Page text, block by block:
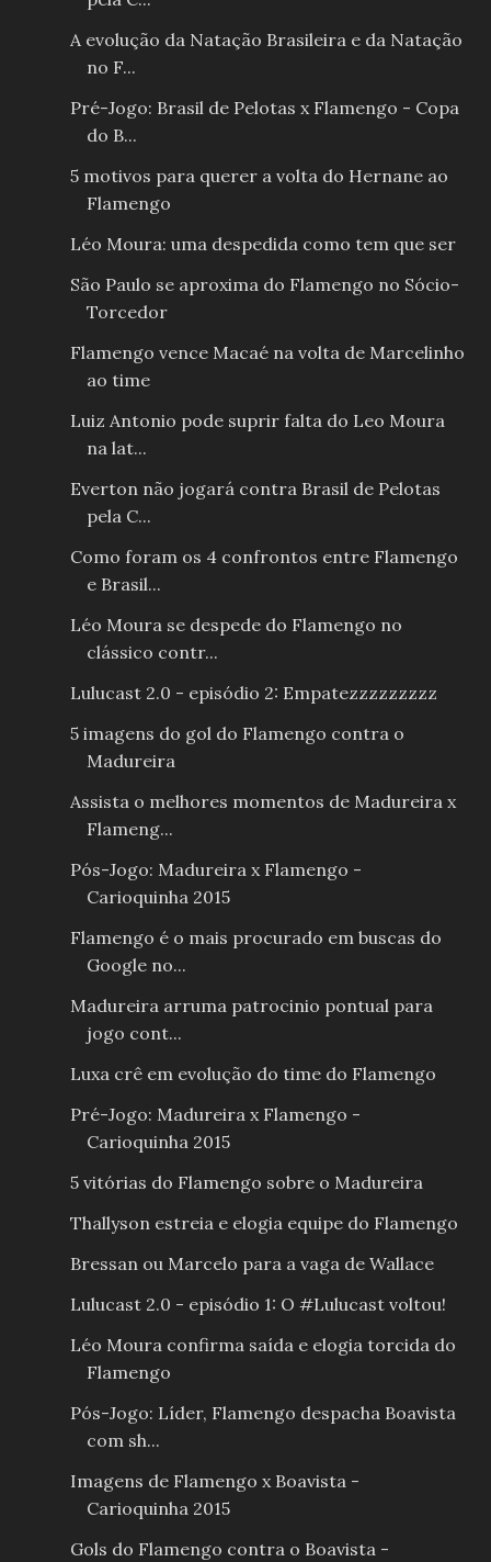
A evolução da Natação Brasileira e da Natação
no F...
Pré-Jogo: Brasil de Pelotas x Flamengo - Copa
do B...
5 motivos para querer a volta do Hernane ao
Flamengo
Léo Moura: uma despedida como tem que ser
São Paulo se aproxima do Flamengo no Sócio-
Torcedor
Flamengo vence Macaé na volta de Marcelinho
ao time
Luiz Antonio pode suprir falta do Leo Moura
na lat...
Everton não jogará contra Brasil de Pelotas
pela C...
Como foram os 4 confrontos entre Flamengo
e Brasil...
Léo Moura se despede do Flamengo no
clássico contr...
Lulucast 2.0 - episódio 2: Empatezzzzzzzzz
5 imagens do gol do Flamengo contra o
Madureira
Assista o melhores momentos de Madureira x
Flameng...
Pós-Jogo: Madureira x Flamengo -
Carioquinha 2015
Flamengo é o mais procurado em buscas do
Google no...
Madureira arruma patrocinio pontual para
jogo cont...
Luxa crê em evolução do time do Flamengo
Pré-Jogo: Madureira x Flamengo -
Carioquinha 2015
5 vitórias do Flamengo sobre o Madureira
Thallyson estreia e elogia equipe do Flamengo
Bressan ou Marcelo para a vaga de Wallace
Lulucast 2.0 - episódio 1: O #Lulucast voltou!
Léo Moura confirma saída e elogia torcida do
Flamengo
Pós-Jogo: Líder, Flamengo despacha Boavista
com sh...
Imagens de Flamengo x Boavista -
Carioquinha 2015
Gols do Flamengo contra o Boavista -